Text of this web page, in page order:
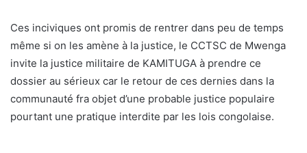
Ces inciviques ont promis de rentrer dans peu de temps
même si on les amène à la justice, le CCTSC de Mwenga
invite la justice militaire de KAMITUGA à prendre ce
dossier au sérieux car le retour de ces dernies dans la
communauté fra objet d’une probable justice populaire
pourtant une pratique interdite par les lois congolaise.